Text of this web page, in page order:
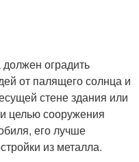
оградить
от палящего солнца и
стене здания или
целью сооружения
его лучше
из металла.